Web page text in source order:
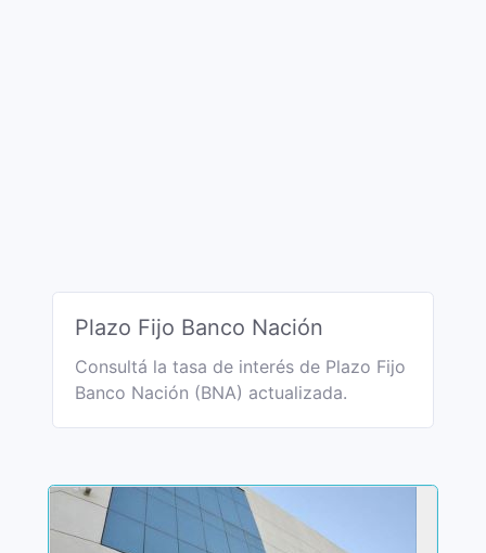
Plazo Fijo Banco Nación
Consultá la tasa de interés de Plazo Fijo
Banco Nación (BNA) actualizada.